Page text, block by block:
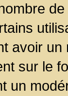
avoir
sur le
un